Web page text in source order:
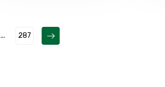
... 287